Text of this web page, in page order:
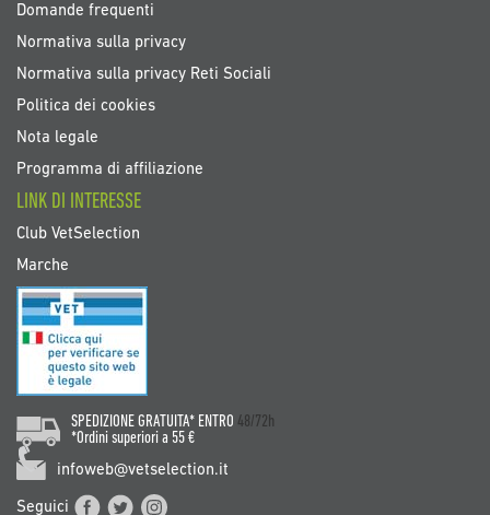
Domande frequenti
Normativa sulla privacy
Normativa sulla privacy Reti Sociali
Politica dei cookies
Nota legale
Programma di affiliazione
LINK DI INTERESSE
Club VetSelection
Marche
SPEDIZIONE GRATUITA* ENTRO 48/72h
*Ordini superiori a 55 €
infoweb@vetselection.it
Seguici